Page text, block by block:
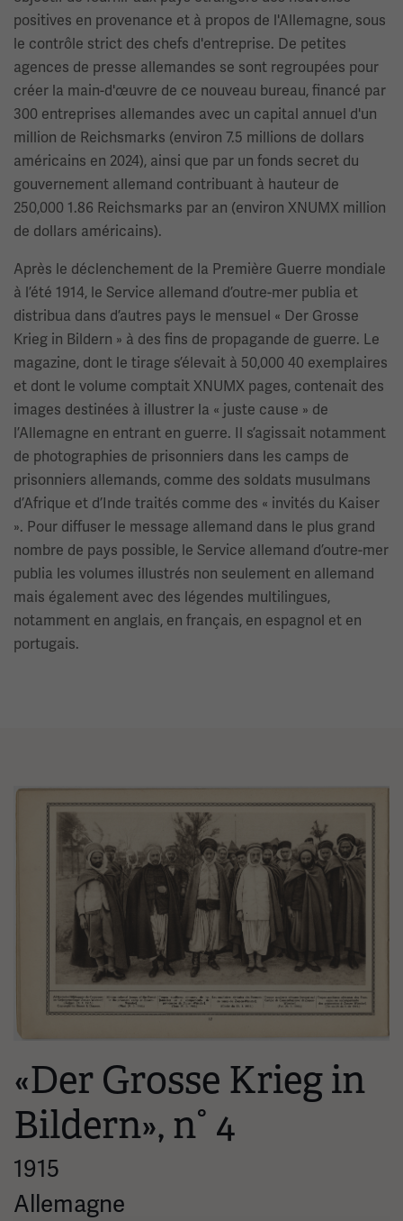
positives en provenance et à propos de l'Allemagne, sous
le contrôle strict des chefs d'entreprise. De petites
agences de presse allemandes se sont regroupées pour
créer la main-d'œuvre de ce nouveau bureau, financé par
300 entreprises allemandes avec un capital annuel d'un
million de Reichsmarks (environ 7.5 millions de dollars
américains en 2024), ainsi que par un fonds secret du
gouvernement allemand contribuant à hauteur de
250,000 1.86 Reichsmarks par an (environ XNUMX million
de dollars américains).
Après le déclenchement de la Première Guerre mondiale
à l’été 1914, le Service allemand d’outre-mer publia et
distribua dans d’autres pays le mensuel « Der Grosse
Krieg in Bildern » à des fins de propagande de guerre. Le
magazine, dont le tirage s’élevait à 50,000 40 exemplaires
et dont le volume comptait XNUMX pages, contenait des
images destinées à illustrer la « juste cause » de
l’Allemagne en entrant en guerre. Il s’agissait notamment
de photographies de prisonniers dans les camps de
prisonniers allemands, comme des soldats musulmans
d’Afrique et d’Inde traités comme des « invités du Kaiser
». Pour diffuser le message allemand dans le plus grand
nombre de pays possible, le Service allemand d’outre-mer
publia les volumes illustrés non seulement en allemand
mais également avec des légendes multilingues,
notamment en anglais, en français, en espagnol et en
portugais.
Image(s)
«Der Grosse Krieg in
Bildern», n° 4
1915
Allemagne